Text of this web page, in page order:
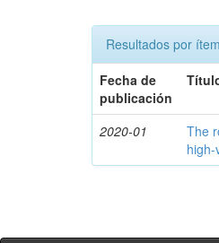
Resultados por
Fecha de
publicación
2020-01
The